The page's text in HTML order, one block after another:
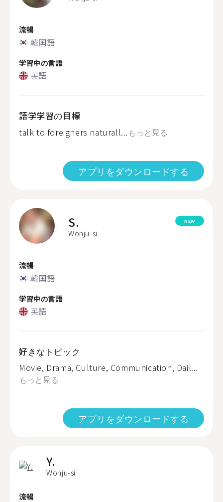
流暢
韓国語
学習中の言語
英語
語学学習の目標
talk to foreigners naturall... もっと見る
アプリをダウンロードする
S.
Wonju-si
NEW
流暢
韓国語
学習中の言語
英語
好きなトピック
Movie, Drama, Culture, Communication, Dail...
もっと見る
アプリをダウンロードする
Y.
Wonju-si
流暢